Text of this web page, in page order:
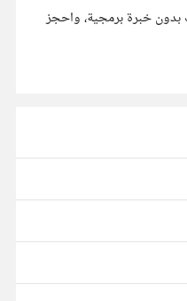
خبرة برمجية، واحجز